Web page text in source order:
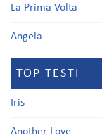
La Prima Volta
Angela
TOP TESTI
Iris
Another Love